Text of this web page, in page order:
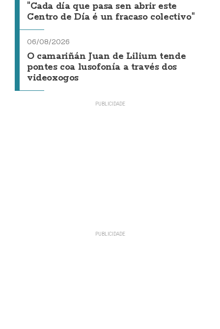
"Cada día que pasa sen abrir este
Centro de Día é un fracaso colectivo"
06/08/2026
O camariñán Juan de Lilium tende
pontes coa lusofonía a través dos
videoxogos